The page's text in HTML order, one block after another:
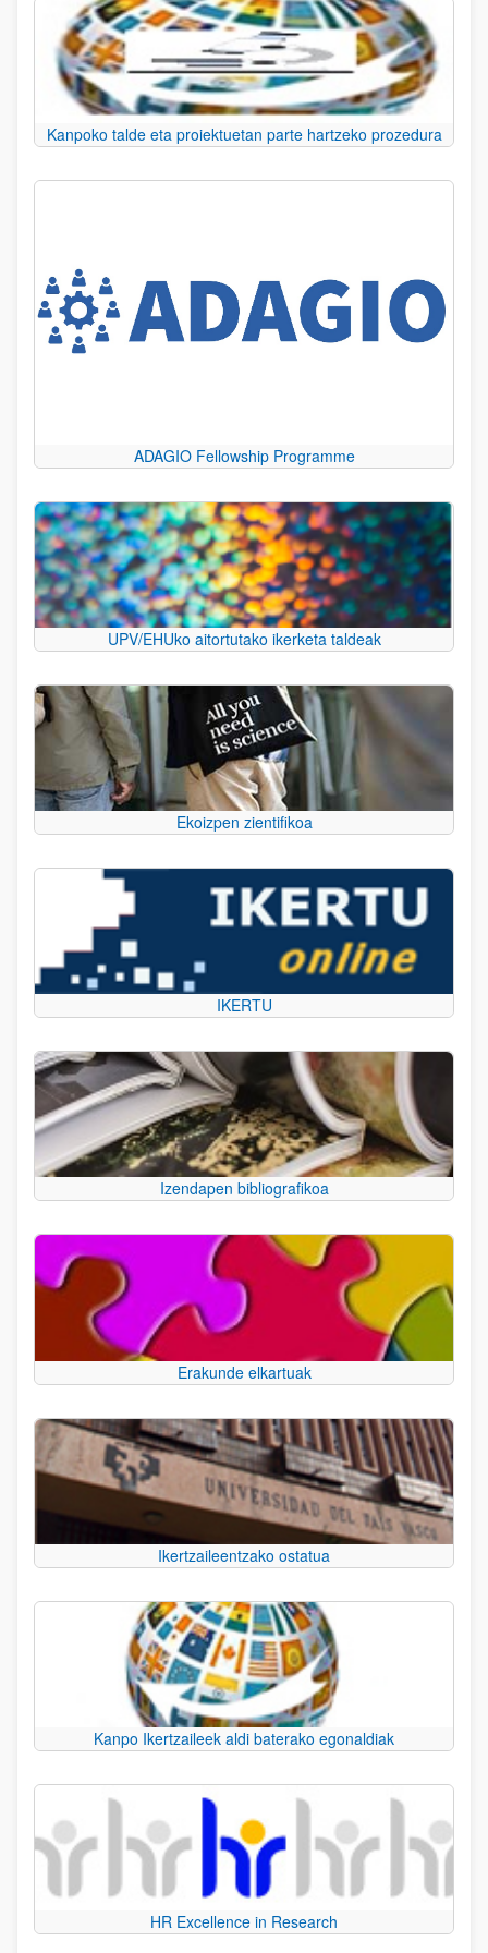
Kanpoko talde eta proiektuetan parte hartzeko prozedura
ADAGIO Fellowship Programme
UPV/EHUko aitortutako ikerketa taldeak
Ekoizpen zientifikoa
IKERTU
Izendapen bibliografikoa
Erakunde elkartuak
Ikertzaileentzako ostatua
Kanpo Ikertzaileek aldi baterako egonaldiak
HR Excellence in Research